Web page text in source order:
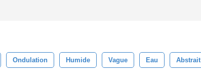
Ondulation Humide Vague Eau Abstrait